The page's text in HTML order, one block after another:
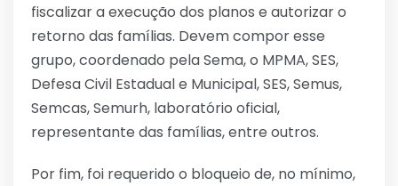
fiscalizar a execução dos planos e autorizar o
retorno das famílias. Devem compor esse
grupo, coordenado pela Sema, o MPMA, SES,
Defesa Civil Estadual e Municipal, SES, Semus,
Semcas, Semurh, laboratório oficial,
representante das famílias, entre outros.
Por fim, foi requerido o bloqueio de, no mínimo,